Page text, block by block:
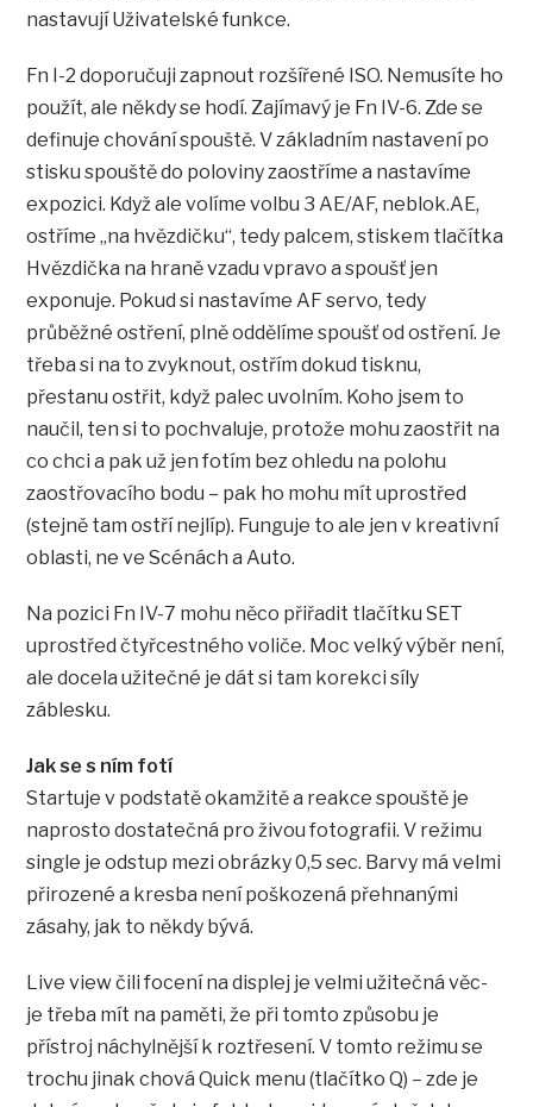
nastavují Uživatelské funkce.
Fn I-2 doporučuji zapnout rozšířené ISO. Nemusíte ho
použít, ale někdy se hodí. Zajímavý je Fn IV-6. Zde se
definuje chování spouště. V základním nastavení po
stisku spouště do poloviny zaostříme a nastavíme
expozici. Když ale volíme volbu 3 AE/AF, neblok.AE,
ostříme „na hvězdičku“, tedy palcem, stiskem tlačítka
Hvězdička na hraně vzadu vpravo a spoušť jen
exponuje. Pokud si nastavíme AF servo, tedy
průběžné ostření, plně oddělíme spoušť od ostření. Je
třeba si na to zvyknout, ostřím dokud tisknu,
přestanu ostřit, když palec uvolním. Koho jsem to
naučil, ten si to pochvaluje, protože mohu zaostřit na
co chci a pak už jen fotím bez ohledu na polohu
zaostřovacího bodu – pak ho mohu mít uprostřed
(stejně tam ostří nejlíp). Funguje to ale jen v kreativní
oblasti, ne ve Scénách a Auto.
Na pozici Fn IV-7 mohu něco přiřadit tlačítku SET
uprostřed čtyřcestného voliče. Moc velký výběr není,
ale docela užitečné je dát si tam korekci síly
záblesku.
Jak se s ním fotí
Startuje v podstatě okamžitě a reakce spouště je
naprosto dostatečná pro živou fotografii. V režimu
single je odstup mezi obrázky 0,5 sec. Barvy má velmi
přirozené a kresba není poškozená přehnanými
zásahy, jak to někdy bývá.
Live view čili focení na displej je velmi užitečná věc-
je třeba mít na paměti, že při tomto způsobu je
přístroj náchylnější k roztřesení. V tomto režimu se
trochu jinak chová Quick menu (tlačítko Q) – zde je